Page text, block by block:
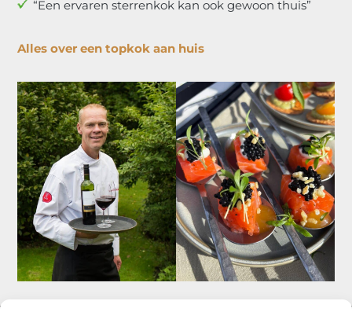
“Een ervaren sterrenkok kan ook gewoon thuis”
Alles over een topkok aan huis